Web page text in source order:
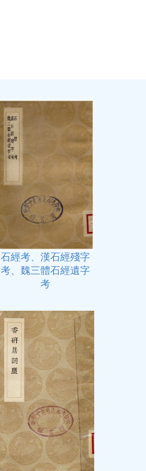
石經考、漢石經殘字
考、魏三體石經遺字
考